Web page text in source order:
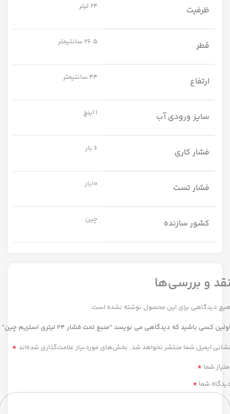
ظرفیت 24 لیتر
قطر 26.5 سانتیمتر
ارتفاع 44 سانتیمتر
سایز ورودی آب 1 اینچ
فشار کاری 6 بار
فشار تست 10بار
کشور سازنده چین
و بررسی‌ها
دیدگاهی برای این محصول نوشته نشده است.
کسی باشید که دیدگاهی می نویسد “منبع تحت فشار 24 لیتری استریم چین”
ایمیل شما منتشر نخواهد شد. بخش‌های موردنیاز علامت‌گذاری شده‌اند *
شما *
شما *